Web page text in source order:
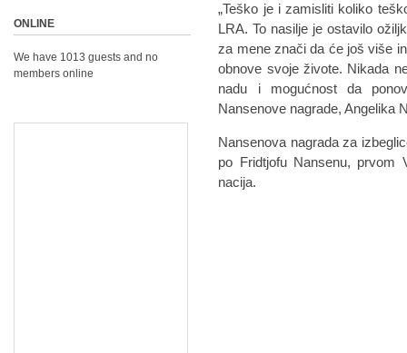
„Teško je i zamisliti koliko
LRA. To nasilje je ostavilo
za mene znači da će još više
obnove svoje živote. Nikada
nadu i mogućnost da
Nansenove nagrade, Angelika
Nansenova nagrada za
po Fridtjofu Nansenu, prvom
nacija.
ONLINE
We have 1013 guests and no
members online